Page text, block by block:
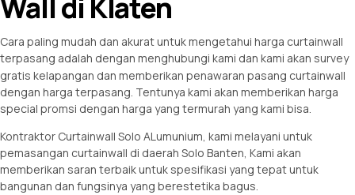
Wall di Klaten
Cara paling mudah dan akurat untuk mengetahui harga curtainwall
terpasang adalah dengan menghubungi kami dan kami akan survey
gratis kelapangan dan memberikan penawaran pasang curtainwall
dengan harga terpasang. Tentunya kami akan memberikan harga
special promsi dengan harga yang termurah yang kami bisa.
Kontraktor Curtainwall Solo ALumunium, kami melayani untuk
pemasangan curtainwall di daerah Solo Banten, Kami akan
memberikan saran terbaik untuk spesifikasi yang tepat untuk
bangunan dan fungsinya yang berestetika bagus.